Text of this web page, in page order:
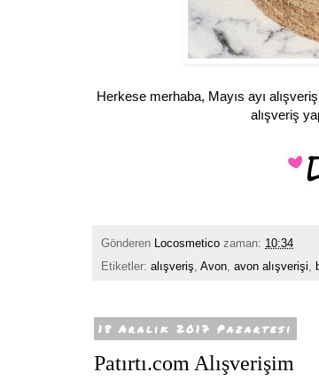
Herkese merhaba, Mayıs ayı
alışveriş
Gönderen Locosmetico zaman: 10:34
Etiketler: alışveriş, Avon, avon alışverişi,
18 Aralık 2017 Pazartesi
Patırtı.com Alışverişim